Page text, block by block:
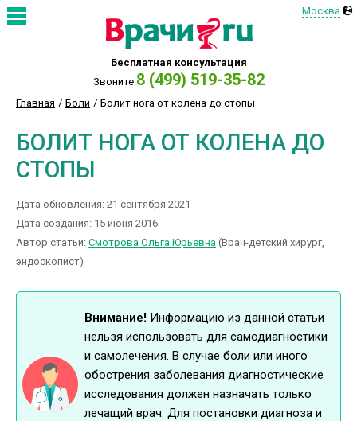
Бесплатная консультация
Звоните 8 (499) 519-35-82
Москва
Главная Боли Болит нога от колена до стопы
БОЛИТ НОГА ОТ КОЛЕНА ДО
СТОПЫ
Дата обновления: 21 сентября 2021
Дата создания: 15 июня 2016
Автор статьи: Смотрова Ольга Юрьевна (Врач-детский хирург,
эндоскопист)
Внимание! Информацию из данной статьи
нельзя использовать для самодиагностики
и самолечения. В случае боли или иного
обострения заболевания диагностические
исследования должен назначать только
лечащий врач. Для постановки диагноза и